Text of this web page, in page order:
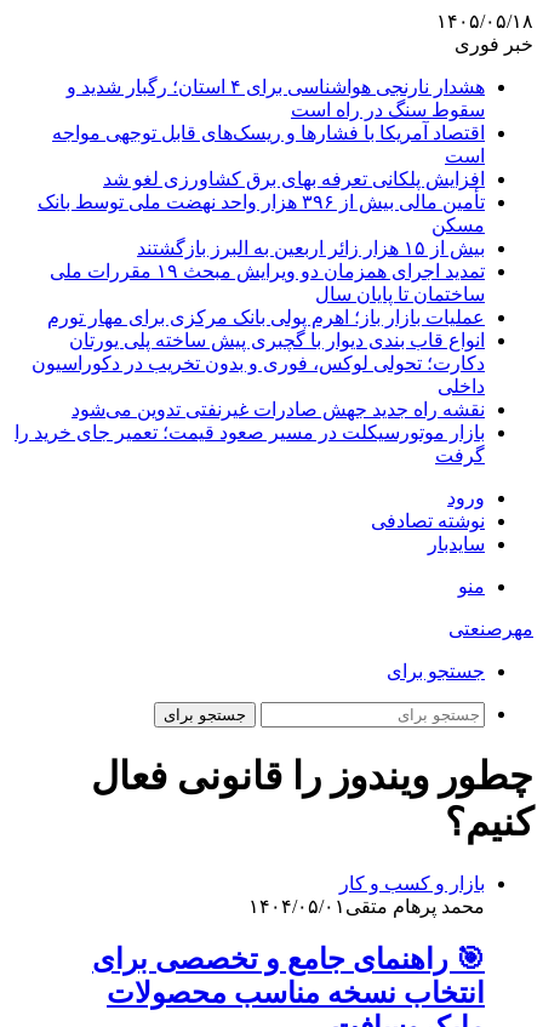
۱۴۰۵/۰۵/۱۸
خبر فوری
هشدار نارنجی هواشناسی برای ۴ استان؛ رگبار شدید و
سقوط سنگ در راه است
اقتصاد آمریکا با فشارها و ریسک‌های قابل توجهی مواجه
است
افزایش پلکانی تعرفه بهای برق کشاورزی لغو شد
تأمین مالی بیش از ۳۹۶ هزار واحد نهضت ملی توسط بانک
مسکن
بیش از ۱۵ هزار زائر اربعین به البرز بازگشتند
تمدید اجرای همزمان دو ویرایش مبحث ۱۹ مقررات ملی
ساختمان تا پایان سال
عملیات بازار باز؛ اهرم پولی بانک مرکزی برای مهار تورم
انواع قاب بندی دیوار با گچبری پیش ساخته پلی یورتان
دکارت؛ تحولی لوکس، فوری و بدون تخریب در دکوراسیون
داخلی
نقشه راه جدید جهش صادرات غیرنفتی تدوین می‌شود
بازار موتورسیکلت در مسیر صعود قیمت؛ تعمیر جای خرید را
گرفت
ورود
نوشته تصادفی
سایدبار
منو
مهرصنعتی
جستجو برای
جستجو برای
چطور ویندوز را قانونی فعال
کنیم؟
بازار و کسب و کار
محمد پرهام متقی ۱۴۰۴/۰۵/۰۱
🎯 راهنمای جامع و تخصصی برای
انتخاب نسخه مناسب محصولات